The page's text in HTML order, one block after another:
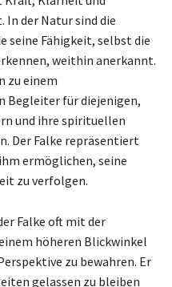
der Natur sind die
seine Fähigkeit, selbst die
weithin anerkannt.
zu einem
Begleiter für diejenigen,
und ihre spirituellen
Der Falke repräsentiert
ermöglichen, seine
zu verfolgen.
Falke oft mit der
höheren Blickwinkel
zu bewahren. Er
gelassen zu bleiben